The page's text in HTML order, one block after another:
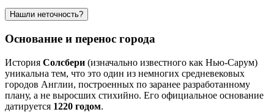
Нашли неточность?
Основание и перенос города
История Солсбери (изначально известного как Нью-Сарум)
уникальна тем, что это один из немногих средневековых
городов Англии, построенных по заранее разработанному
плану, а не выросших стихийно. Его официальное основание
датируется 1220 годом.